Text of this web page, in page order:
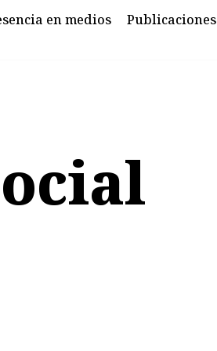
en medios Publicaciones